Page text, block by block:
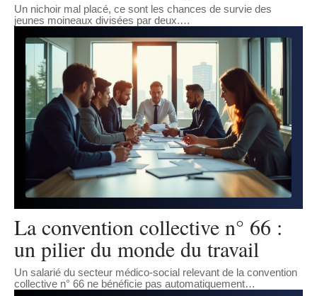
Un nichoir mal placé, ce sont les chances de survie des
jeunes moineaux divisées par deux.…
La convention collective n° 66 :
un pilier du monde du travail
Un salarié du secteur médico-social relevant de la convention
collective n° 66 ne bénéficie pas automatiquement…